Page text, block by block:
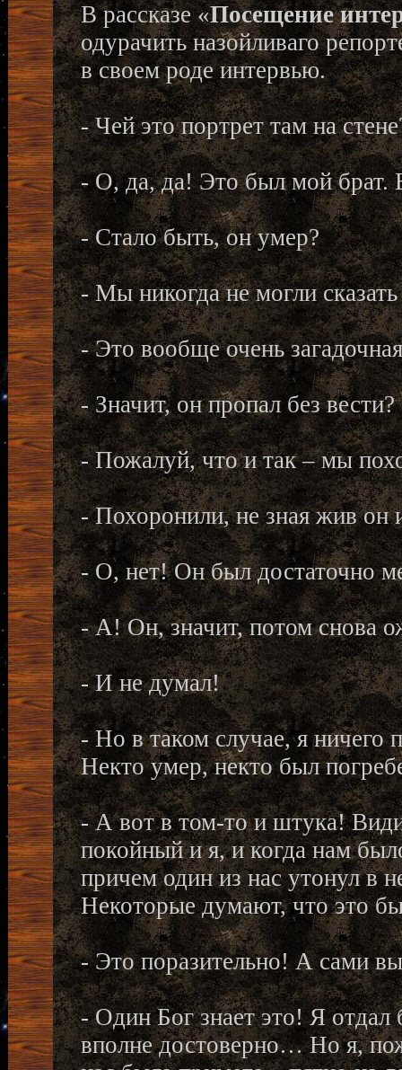
В рассказе «Посещение
одурачить назойливаго
в своем роде интервью.
- Чей это портрет там на
- О, да, да! Это был мой брат.
- Стало быть, он умер?
- Мы никогда не могли
- Это вообще очень
- Значит, он пропал без вести?
- Пожалуй, что и так – мы
- Похоронили, не зная жив он
- О, нет! Он был достаточно
- А! Он, значит, потом снова
- И не думал!
- Но в таком случае, я ничего
Некто умер, некто был
- А вот в том-то и штука!
покойный и я, и когда нам
причем один из нас утонул в
Некоторые думают, что это
- Это поразительно! А сами
- Один Бог знает это! Я отдал
вполне достоверно… Но я,